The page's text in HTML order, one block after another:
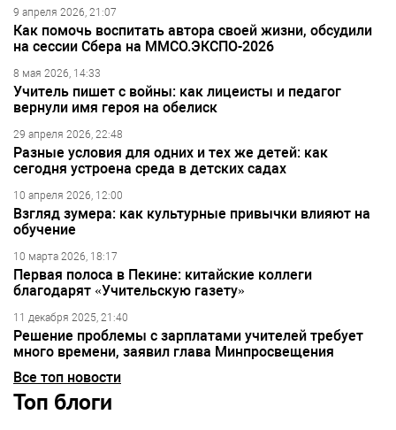
9 апреля 2026, 21:07
Как помочь воспитать автора своей жизни, обсудили
на сессии Сбера на ММСО.ЭКСПО-2026
8 мая 2026, 14:33
Учитель пишет с войны: как лицеисты и педагог
вернули имя героя на обелиск
29 апреля 2026, 22:48
Разные условия для одних и тех же детей: как
сегодня устроена среда в детских садах
10 апреля 2026, 12:00
Взгляд зумера: как культурные привычки влияют на
обучение
10 марта 2026, 18:17
Первая полоса в Пекине: китайские коллеги
благодарят «Учительскую газету»
11 декабря 2025, 21:40
Решение проблемы с зарплатами учителей требует
много времени, заявил глава Минпросвещения
Все топ новости
Топ блоги